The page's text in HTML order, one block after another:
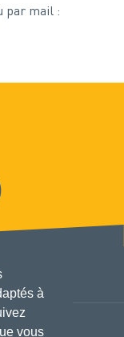
à
vous
par mail :